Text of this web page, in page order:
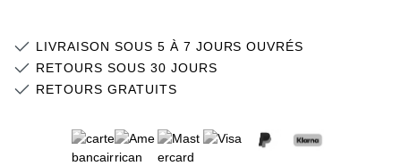
XL
LIVRAISON SOUS 5 À 7 JOURS OUVRÉS
RETOURS SOUS 30 JOURS
RETOURS GRATUITS